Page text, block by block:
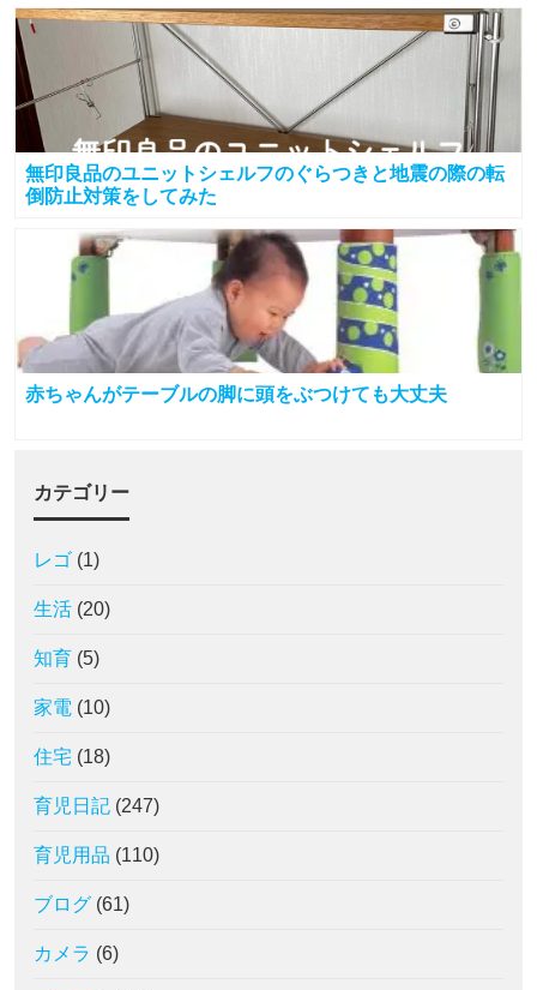
無印良品のユニットシェルフのぐらつきと地震の際の転
倒防止対策をしてみた
赤ちゃんがテーブルの脚に頭をぶつけても大丈夫
カテゴリー
レゴ (1)
生活 (20)
知育 (5)
家電 (10)
住宅 (18)
育児日記 (247)
育児用品 (110)
ブログ (61)
カメラ (6)